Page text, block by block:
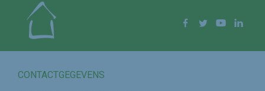
Facebook
Twitter YouTube
CONTACTGEGEVENS